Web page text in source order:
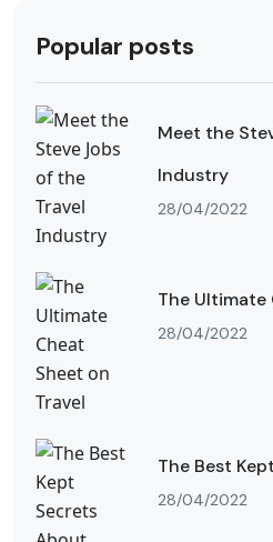
Popular posts
Meet the
Industry
28/04/2022
The Ultimate
28/04/2022
The Best
28/04/2022